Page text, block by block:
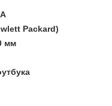
Packard)
мм